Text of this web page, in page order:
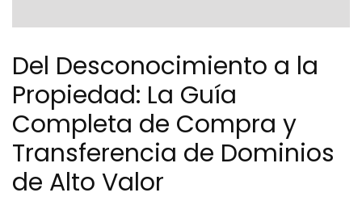
Del Desconocimiento a la
Propiedad: La Guía
Completa de Compra y
Transferencia de Dominios
de Alto Valor